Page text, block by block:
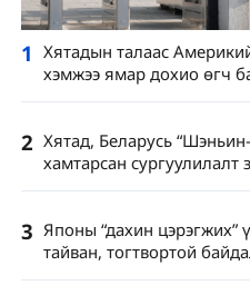
1 Хятадын талаас
хэмжээ ямар дохио өгч
2 Хятад, Беларусь
хамтарсан сургуулилалт
3 Японы “дахин цэрэгжих”
тайван, тогтвортой